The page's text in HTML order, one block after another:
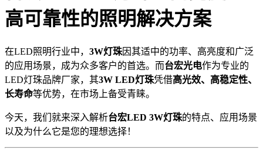
高可靠性的照明解决方案
在LED照明行业中， 3W灯珠因其适中的功率、高亮度和广泛
的应用场景，成为众多客户的首选。而台宏光电作为专业的
LED灯珠品牌厂家，其3W LED灯珠凭借高光效、高稳定性、
长寿命等优势，在市场上备受青睐。
今天，我们就来深入解析台宏LED 3W灯珠的特点、应用场景
以及为什么它是您的理想选择！